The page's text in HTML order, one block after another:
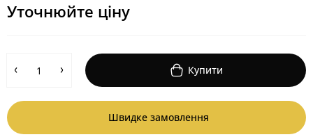
Уточнюйте ціну
Купити
Швидке замовлення